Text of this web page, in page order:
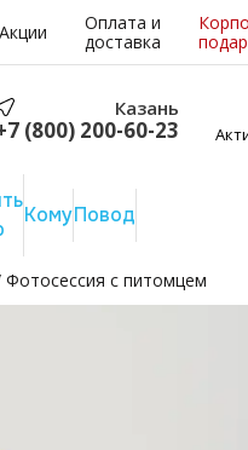
Акции
Оплата и
доставка
Казань
(800) 200-60-23
КомуПовод
Фотосессия с питомцем